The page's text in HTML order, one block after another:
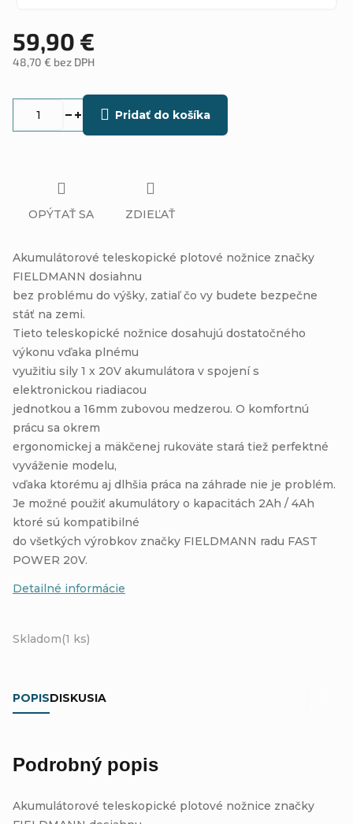
59,90 €
48,70 € bez DPH
Skladom(1 ks)
Pridať do košíka
Akumulátorové teleskopické plotové nožnice značky
FIELDMANN dosiahnu
bez problému do výšky, zatiaľ čo vy budete bezpečne
stáť na zemi.
Tieto teleskopické nožnice dosahujú dostatočného
výkonu vďaka plnému
využitiu sily 1 x 20V akumulátora v spojení s
elektronickou riadiacou
jednotkou a 16mm zubovou medzerou. O komfortnú
prácu sa okrem
ergonomickej a mäkčenej rukoväte stará tiež perfektné
vyváženie modelu,
vďaka ktorému aj dlhšia práca na záhrade nie je problém.
Je možné použiť akumulátory o kapacitách 2Ah / 4Ah
ktoré sú kompatibilné
do všetkých výrobkov značky FIELDMANN radu FAST
POWER 20V.
Detailné informácie
OPÝTAŤ SA ZDIEĽAŤ
POPISDISKUSIA
Podrobný popis
Akumulátorové teleskopické plotové nožnice značky